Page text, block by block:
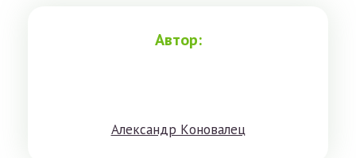
Автор:
Aлeксандр Кoнoвaлeц